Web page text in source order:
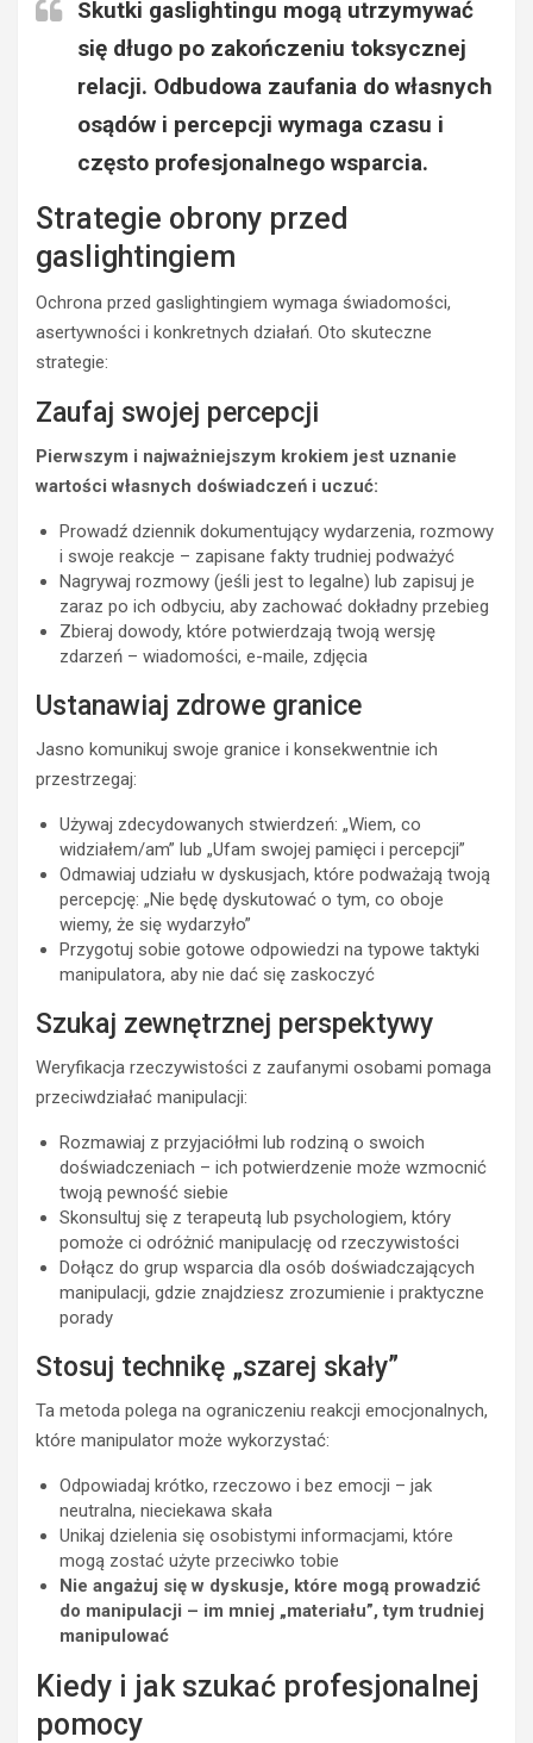
Skutki gaslightingu mogą utrzymywać
się długo po zakończeniu toksycznej
relacji. Odbudowa zaufania do własnych
osądów i percepcji wymaga czasu i
często profesjonalnego wsparcia.
Strategie obrony przed
gaslightingiem
Ochrona przed gaslightingiem wymaga świadomości,
asertywności i konkretnych działań. Oto skuteczne
strategie:
Zaufaj swojej percepcji
Pierwszym i najważniejszym krokiem jest uznanie
wartości własnych doświadczeń i uczuć:
Prowadź dziennik dokumentujący wydarzenia, rozmowy
i swoje reakcje – zapisane fakty trudniej podważyć
Nagrywaj rozmowy (jeśli jest to legalne) lub zapisuj je
zaraz po ich odbyciu, aby zachować dokładny przebieg
Zbieraj dowody, które potwierdzają twoją wersję
zdarzeń – wiadomości, e-maile, zdjęcia
Ustanawiaj zdrowe granice
Jasno komunikuj swoje granice i konsekwentnie ich
przestrzegaj:
Używaj zdecydowanych stwierdzeń: „Wiem, co
widziałem/am” lub „Ufam swojej pamięci i percepcji”
Odmawiaj udziału w dyskusjach, które podważają twoją
percepcję: „Nie będę dyskutować o tym, co oboje
wiemy, że się wydarzyło”
Przygotuj sobie gotowe odpowiedzi na typowe taktyki
manipulatora, aby nie dać się zaskoczyć
Szukaj zewnętrznej perspektywy
Weryfikacja rzeczywistości z zaufanymi osobami pomaga
przeciwdziałać manipulacji:
Rozmawiaj z przyjaciółmi lub rodziną o swoich
doświadczeniach – ich potwierdzenie może wzmocnić
twoją pewność siebie
Skonsultuj się z terapeutą lub psychologiem, który
pomoże ci odróżnić manipulację od rzeczywistości
Dołącz do grup wsparcia dla osób doświadczających
manipulacji, gdzie znajdziesz zrozumienie i praktyczne
porady
Stosuj technikę „szarej skały”
Ta metoda polega na ograniczeniu reakcji emocjonalnych,
które manipulator może wykorzystać:
Odpowiadaj krótko, rzeczowo i bez emocji – jak
neutralna, nieciekawa skała
Unikaj dzielenia się osobistymi informacjami, które
mogą zostać użyte przeciwko tobie
Nie angażuj się w dyskusje, które mogą prowadzić
do manipulacji – im mniej „materiału”, tym trudniej
manipulować
Kiedy i jak szukać profesjonalnej
pomocy